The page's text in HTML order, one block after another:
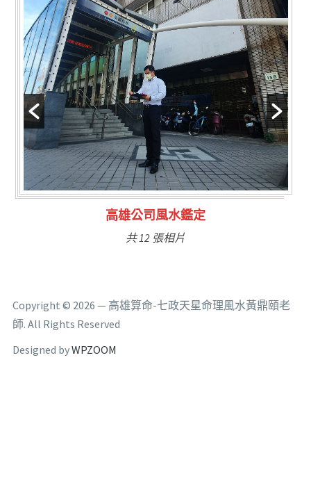
林氏福主量子生基造命
共 6 張相片
Copyright © 2026 — 高雄算命-七政天星命理風水黃鼎頤老
師. All Rights Reserved
Designed byWPZOOM